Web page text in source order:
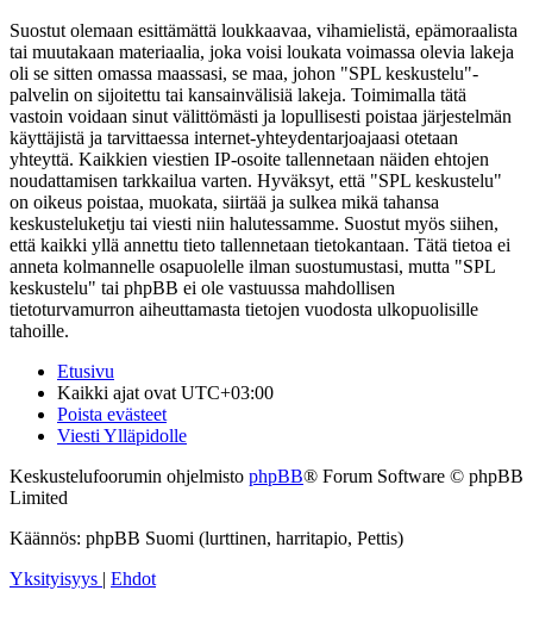
Suostut olemaan esittämättä loukkaavaa, vihamielistä, epämoraalista
tai muutakaan materiaalia, joka voisi loukata voimassa olevia lakeja
oli se sitten omassa maassasi, se maa, johon "SPL keskustelu"-
palvelin on sijoitettu tai kansainvälisiä lakeja. Toimimalla tätä
vastoin voidaan sinut välittömästi ja lopullisesti poistaa järjestelmän
käyttäjistä ja tarvittaessa internet-yhteydentarjoajaasi otetaan
yhteyttä. Kaikkien viestien IP-osoite tallennetaan näiden ehtojen
noudattamisen tarkkailua varten. Hyväksyt, että "SPL keskustelu"
on oikeus poistaa, muokata, siirtää ja sulkea mikä tahansa
keskusteluketju tai viesti niin halutessamme. Suostut myös siihen,
että kaikki yllä annettu tieto tallennetaan tietokantaan. Tätä tietoa ei
anneta kolmannelle osapuolelle ilman suostumustasi, mutta "SPL
keskustelu" tai phpBB ei ole vastuussa mahdollisen
tietoturvamurron aiheuttamasta tietojen vuodosta ulkopuolisille
tahoille.
Etusivu
Kaikki ajat ovat UTC+03:00
Poista evästeet
Viesti Ylläpidolle
Keskustelufoorumin ohjelmisto phpBB® Forum Software © phpBB
Limited
Käännös: phpBB Suomi (lurttinen, harritapio, Pettis)
Yksityisyys | Ehdot